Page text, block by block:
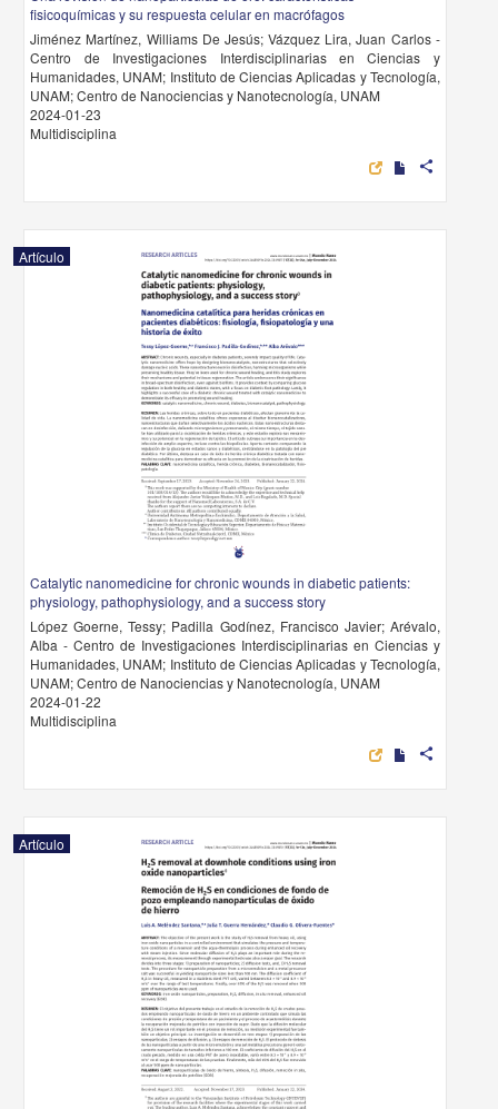
fisicoquímicas y su respuesta celular en macrófagos
Jiménez Martínez, Williams De Jesús; Vázquez Lira, Juan Carlos -
Centro de Investigaciones Interdisciplinarias en Ciencias y
Humanidades, UNAM; Instituto de Ciencias Aplicadas y Tecnología,
UNAM; Centro de Nanociencias y Nanotecnología, UNAM
2024-01-23
Multidisciplina
share
Artículo
Catalytic nanomedicine for chronic wounds in diabetic patients:
physiology, pathophysiology, and a success story
López Goerne, Tessy; Padilla Godínez, Francisco Javier; Arévalo,
Alba - Centro de Investigaciones Interdisciplinarias en Ciencias y
Humanidades, UNAM; Instituto de Ciencias Aplicadas y Tecnología,
UNAM; Centro de Nanociencias y Nanotecnología, UNAM
2024-01-22
Multidisciplina
share
Artículo